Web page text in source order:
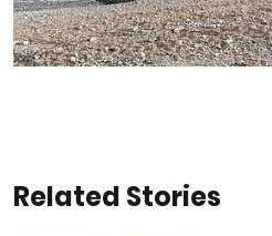
Related Stories